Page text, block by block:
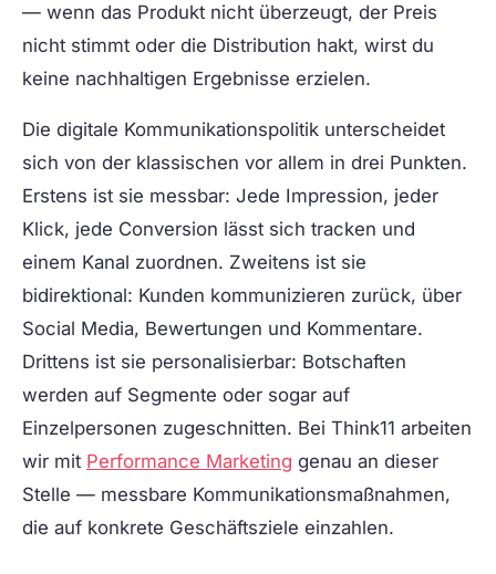
— wenn das Produkt nicht überzeugt, der Preis
nicht stimmt oder die Distribution hakt, wirst du
keine nachhaltigen Ergebnisse erzielen.
Die digitale Kommunikationspolitik unterscheidet
sich von der klassischen vor allem in drei Punkten.
Erstens ist sie messbar: Jede Impression, jeder
Klick, jede Conversion lässt sich tracken und
einem Kanal zuordnen. Zweitens ist sie
bidirektional: Kunden kommunizieren zurück, über
Social Media, Bewertungen und Kommentare.
Drittens ist sie personalisierbar: Botschaften
werden auf Segmente oder sogar auf
Einzelpersonen zugeschnitten. Bei Think11 arbeiten
wir mit Performance Marketing genau an dieser
Stelle — messbare Kommunikationsmaßnahmen,
die auf konkrete Geschäftsziele einzahlen.